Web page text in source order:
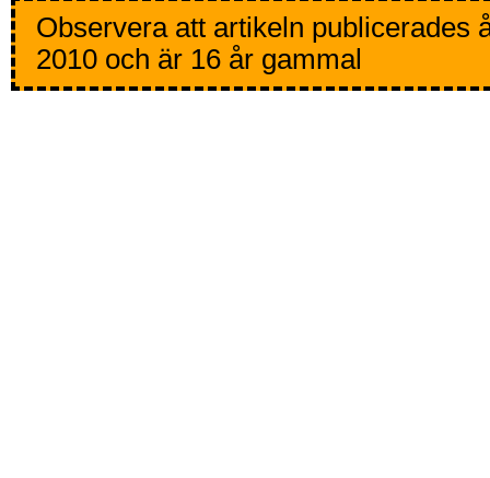
Observera att artikeln publicerades
2010 och är 16 år gammal